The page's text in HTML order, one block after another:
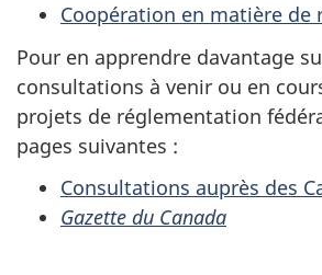
Coopération en matière de
Pour en apprendre davantage
consultations à venir ou en
projets de réglementation
pages suivantes :
Consultations auprès des
Gazette du Canada